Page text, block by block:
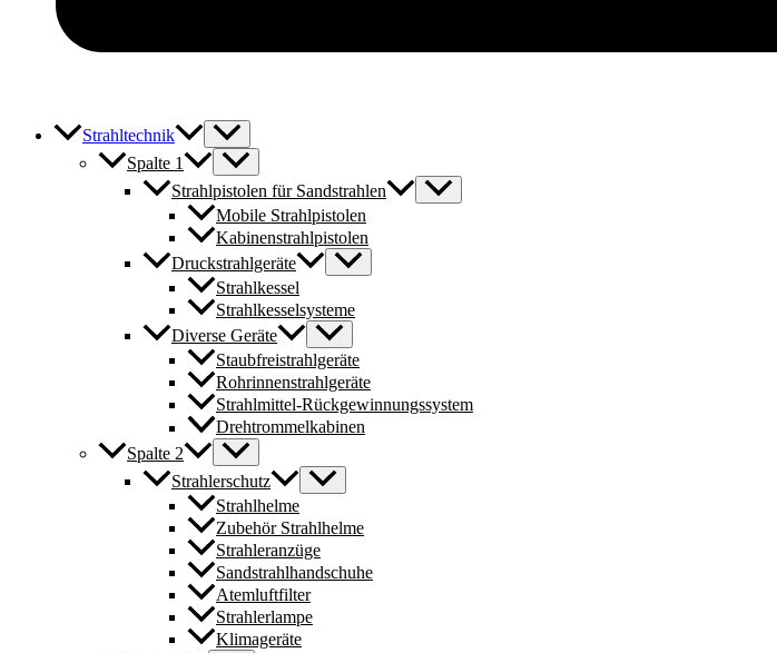
Strahltechnik
Spalte 1
Strahlpistolen für Sandstrahlen
Mobile Strahlpistolen
Kabinenstrahlpistolen
Druckstrahlgeräte
Strahlkessel
Strahlkesselsysteme
Diverse Geräte
Staubfreistrahlgeräte
Rohrinnenstrahlgeräte
Strahlmittel-Rückgewinnungssystem
Drehtrommelkabinen
Spalte 2
Strahlerschutz
Strahlhelme
Zubehör Strahlhelme
Strahleranzüge
Sandstrahlhandschuhe
Atemluftfilter
Strahlerlampe
Klimageräte